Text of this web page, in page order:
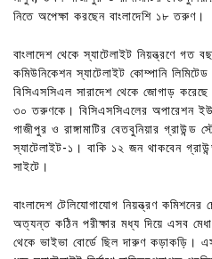
নিতে অপেক্ষা করছেন বাংলাদেশি ১৮ তরুণ।
বাংলাদেশ থেকে স্যাটেলাইট নিয়ন্ত্রণে গত
কমিউনিকেশন স্যাটেলাইট কোম্পানি
বিসিএসসিএল সারাদেশ থেকে জোগাড় করেছে
৩০ তরুণকে। বিসিএসসিএলের অপারেশন
গাজীপুর ও রাঙ্গামাটির বেতবুনিয়ার গ্রাউন্ড
স্যাটেলাইট-১। বাকি ১২ জন থাকবেন
সাইটে।
বাংলাদেশ টেলিযোগাযোগ নিয়ন্ত্রণ কমিশনের
অত্যন্ত কঠিন পরীক্ষার মধ্য দিয়ে এসব
থেকে ভাইভা বোর্ডে ছিল দারুণ কড়াকড়ি।